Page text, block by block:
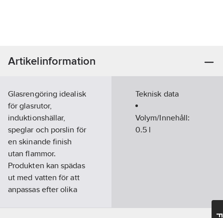
Artikelinformation
Glasrengöring idealisk
för glasrutor,
induktionshällar,
speglar och porslin för
en skinande finish
utan flammor.
Produkten kan spädas
ut med vatten för att
anpassas efter olika
Teknisk data
Volym/Innehåll:
0.5 l